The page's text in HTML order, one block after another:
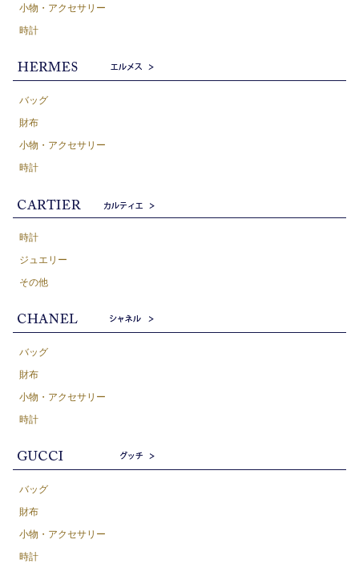
小物・アクセサリー
時計
バッグ
財布
小物・アクセサリー
時計
時計
ジュエリー
その他
バッグ
財布
小物・アクセサリー
時計
バッグ
財布
小物・アクセサリー
時計